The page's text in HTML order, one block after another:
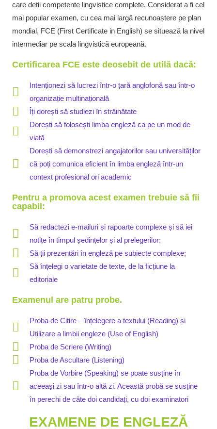
care deții competente lingvistice complete. Considerat a fi cel
mai popular examen, cu cea mai largă recunoaștere pe plan
mondial, FCE (First Certificate in English) se situează la nivel
intermediar pe scala lingvistică europeană.
Certificarea FCE este deosebit de utilă dacă:
Intenționezi să lucrezi într-o țară anglofonă sau într-o
organizație multinațională
Îți dorești să studiezi în străinătate
Dorești să folosești limba engleză ca pe un mod de
viață
Dorești să demonstrezi angajatorilor sau universităților
că poți comunica eficient în limba engleză într-un
context profesional ori academic
Pentru a promova acest examen trebuie să fii
capabil:
Să redactezi e-mailuri și rapoarte complexe și să iei
notițe în timpul ședințelor și al prelegerilor;
Să ții prezentări în engleză pe subiecte complexe;
Să înțelegi o varietate de texte, de la ficțiune la
editoriale
Examenul are patru probe.
Proba de Citire – înțelegere a textului (Reading) și
Utilizare a limbii engleze (Use of English)
Proba de Scriere (Writing)
Proba de Ascultare (Listening)
Proba de Vorbire (Speaking) se poate susține în
aceeași zi sau într-o altă zi. Această probă se susține
în perechi de câte doi candidați, cu doi examinatori
EXAMENE DE ENGLEZĂ